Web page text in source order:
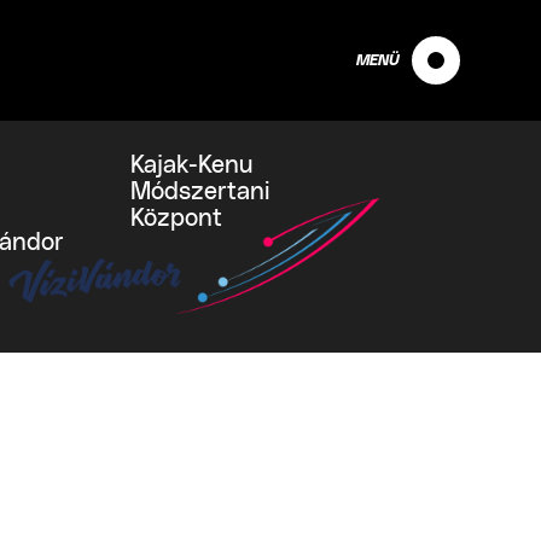
MENÜ
Kajak-Kenu
Módszertani
Központ